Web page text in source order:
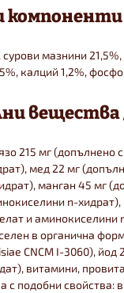
компоненти
мазнини
калций 1,2%,
вещества
215 мг (допълнено
мед 22 мг
манган 45 мг
n-хидрат),
и аминокиселини
в органична
CNCM I-3060), йод
витамини,
с подобни свойства: